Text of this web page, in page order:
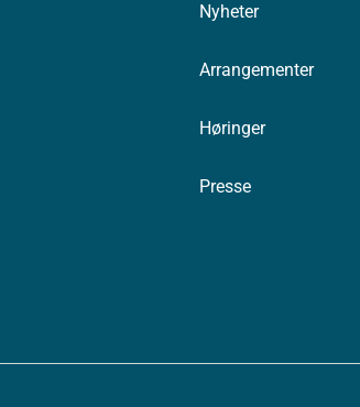
Nyheter
Arrangementer
Høringer
Presse